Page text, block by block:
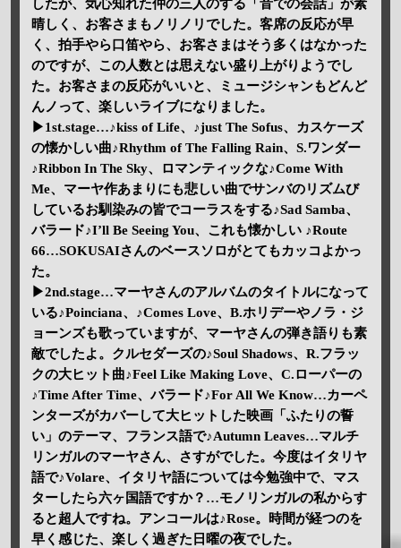
したが、気心知れた仲の三人のする「音での会話」が素
晴しく、お客さまもノリノリでした。客席の反応が早
く、拍手やら口笛やら、お客さまはそう多くはなかった
のですが、この人数とは思えない盛り上がりようでし
た。お客さまの反応がいいと、ミュージシャンもどんど
んノって、楽しいライブになりました。
▶1st.stage…♪kiss of Life、♪just The Sofus、カスケーズ
の懐かしい曲♪Rhythm of The Falling Rain、S.ワンダー
♪Ribbon In The Sky、ロマンティックな♪Come With
Me、マーヤ作あまりにも悲しい曲でサンバのリズムび
しているお馴染みの皆でコーラスをする♪Sad Samba、
バラード♪I’ll Be Seeing You、これも懐かしい ♪Route
66…SOKUSAIさんのベースソロがとてもカッコよかっ
た。
▶2nd.stage…マーヤさんのアルバムのタイトルになって
いる♪Poinciana、♪Comes Love、B.ホリデーやノラ・ジ
ョーンズも歌っていますが、マーヤさんの弾き語りも素
敵でしたよ。クルセダーズの♪Soul Shadows、R.フラッ
クの大ヒット曲♪Feel Like Making Love、C.ローパーの
♪Time After Time、バラード♪For All We Know…カーペ
ンターズがカバーして大ヒットした映画「ふたりの誓
い」のテーマ、フランス語で♪Autumn Leaves…マルチ
リンガルのマーヤさん、さすがでした。今度はイタリヤ
語で♪Volare、イタリヤ語については今勉強中で、マス
ターしたら六ヶ国語ですか？…モノリンガルの私からす
ると超人ですね。アンコールは♪Rose。時間が経つのを
早く感じた、楽しく過ぎた日曜の夜でした。